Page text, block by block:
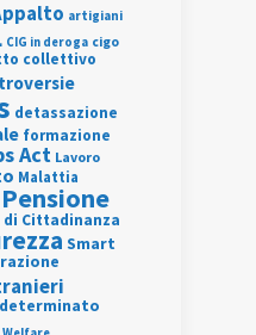
artigiani
CIG in deroga cigo
collettivo
detassazione
formazione
Act Lavoro
Malattia
Pensione
di Cittadinanza
Smart